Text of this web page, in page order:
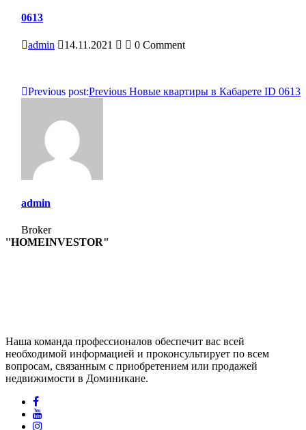
0613
admin 14.11.2021 0 Comment
Навигация
записям
Previous
Previous post: Новые квартиры в Кабарете ID 0613
admin
Broker
''HOMEINVESTOR"
Наша команда профессионалов обеспечит вас всей
необходимой информацией и проконсультирует по всем
вопросам, связанным с приобретением или продажей
недвижимости в Доминикане.